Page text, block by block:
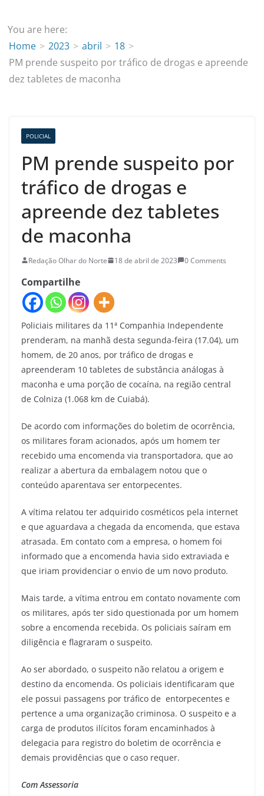
You are here:
Home
2023 abril
18
PM prende suspeito por tráfico de drogas e apreende
dez tabletes de maconha
POLICIAL
PM prende suspeito por
tráfico de drogas e
apreende dez tabletes
de maconha
Redação Olhar do Norte 18 de abril de 2023 0 Comments
Compartilhe
Policiais militares da 11ª Companhia Independente
prenderam, na manhã desta segunda-feira (17.04), um
homem, de 20 anos, por tráfico de drogas e
apreenderam 10 tabletes de substância análogas à
maconha e uma porção de cocaína, na região central
de Colniza (1.068 km de Cuiabá).
De acordo com informações do boletim de ocorrência,
os militares foram acionados, após um homem ter
recebido uma encomenda via transportadora, que ao
realizar a abertura da embalagem notou que o
conteúdo aparentava ser entorpecentes.
A vítima relatou ter adquirido cosméticos pela internet
e que aguardava a chegada da encomenda, que estava
atrasada. Em contato com a empresa, o homem foi
informado que a encomenda havia sido extraviada e
que iriam providenciar o envio de um novo produto.
Mais tarde, a vítima entrou em contato novamente com
os militares, após ter sido questionada por um homem
sobre a encomenda recebida. Os policiais saíram em
diligência e flagraram o suspeito.
Ao ser abordado, o suspeito não relatou a origem e
destino da encomenda. Os policiais identificaram que
ele possui passagens por tráfico de entorpecentes e
pertence a uma organização criminosa. O suspeito e a
carga de produtos ilícitos foram encaminhados à
delegacia para registro do boletim de ocorrência e
demais providências que o caso requer.
Com Assessoria